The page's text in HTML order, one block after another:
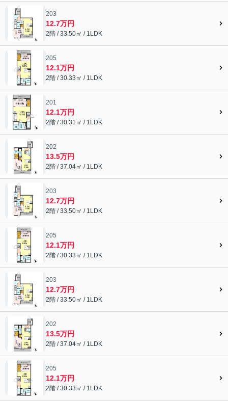
203
12.7万円
2階 / 33.50㎡ / 1LDK
205
12.1万円
2階 / 30.33㎡ / 1LDK
201
12.1万円
2階 / 30.31㎡ / 1LDK
202
13.5万円
2階 / 37.04㎡ / 1LDK
203
12.7万円
2階 / 33.50㎡ / 1LDK
205
12.1万円
2階 / 30.33㎡ / 1LDK
203
12.7万円
2階 / 33.50㎡ / 1LDK
202
13.5万円
2階 / 37.04㎡ / 1LDK
205
12.1万円
2階 / 30.33㎡ / 1LDK